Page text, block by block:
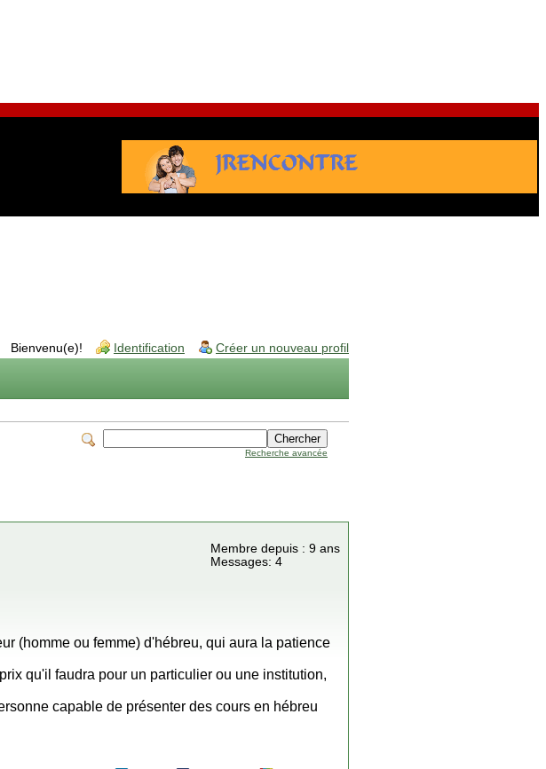
Bienvenu(e)! Identification Créer un nouveau profil
Recherche avancée
Membre depuis : 9 ans
Messages: 4
(homme ou femme) d'hébreu, qui aura la patience
qu'il faudra pour un particulier ou une institution,
capable de présenter des cours en hébreu